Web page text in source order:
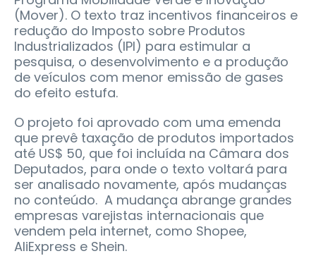
(Mover). O texto traz incentivos financeiros e
redução do Imposto sobre Produtos
Industrializados (IPI) para estimular a
pesquisa, o desenvolvimento e a produção
de veículos com menor emissão de gases
do efeito estufa.
O projeto foi aprovado com uma emenda
que prevê taxação de produtos importados
até US$ 50, que foi incluída na Câmara dos
Deputados, para onde o texto voltará para
ser analisado novamente, após mudanças
no conteúdo. A mudança abrange grandes
empresas varejistas internacionais que
vendem pela internet, como Shopee,
AliExpress e Shein.